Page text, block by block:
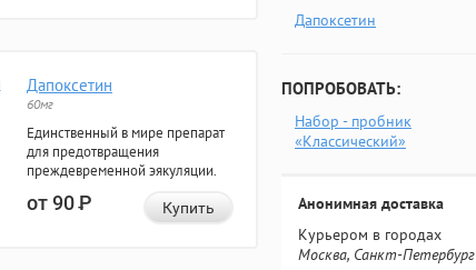
Дапоксетин
60мг
Единственный в мире препарат
для предотвращения
преждевременной эякуляции.
от 90Р Купить
Дапоксетин
ПОПРОБОВАТЬ:
Набор - пробник
«Классический»
Анонимная доставка
Курьером в городах
Москва, Санкт-Петербург